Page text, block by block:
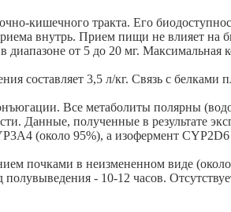
кишечного тракта. Его
внутрь. Прием пищи не влияет
от 5 до 20 мг. Максимальная
составляет 3,5 л/кг. Связь с белками
Все метаболиты полярны
Данные, полученные в результате
(около 95%), а изофермент
почками в неизмененном виде
- 10-12 часов.